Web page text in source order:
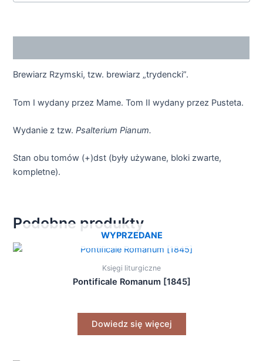
Brewiarz Rzymski, tzw. brewiarz „trydencki”.
Tom I wydany przez Mame. Tom II wydany przez Pusteta.
Wydanie z tzw.Psalterium Pianum.
Stan obu tomów (+)dst (były używane, bloki zwarte,
kompletne).
Podobne produkty
WYPRZEDANE
Księgi liturgiczne
Pontificale Romanum [1845]
Dowiedz się więcej